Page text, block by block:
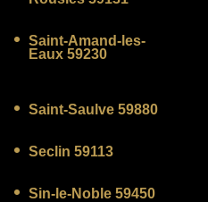
Saint-Amand-les-
Eaux 59230
Saint-Saulve 59880
Seclin 59113
Sin-le-Noble 59450